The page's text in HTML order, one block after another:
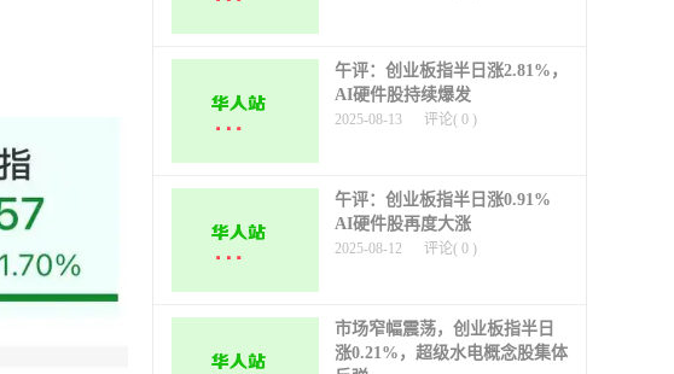
午评：创业板指半日涨2.81%，
AI硬件股持续爆发
2025-08-13 评论( 0 )
午评：创业板指半日涨0.91%
AI硬件股再度大涨
2025-08-12 评论( 0 )
市场窄幅震荡，创业板指半日
涨0.21%，超级水电概念股集体